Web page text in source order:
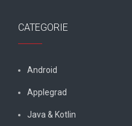
CATEGORIE
Android
Applegrad
Java & Kotlin